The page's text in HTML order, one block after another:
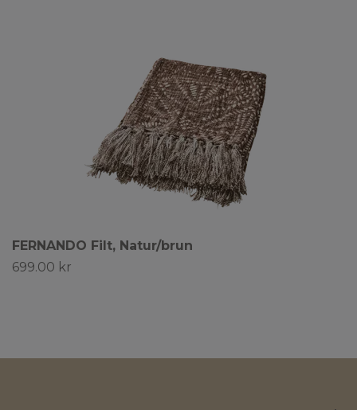
FERNANDO Filt, Natur/brun
699.00 kr